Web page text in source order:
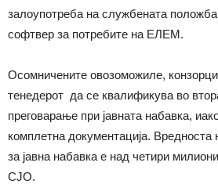
залоупотреба на службената положба
софтвер за потребите на ЕЛЕМ.
Осомничените овозоможиле,
тенедерот да се квалификува во
преговарање при јавната набавка,
комплетна документација. Вредноста
за јавна набавка е над четири
СЈО.